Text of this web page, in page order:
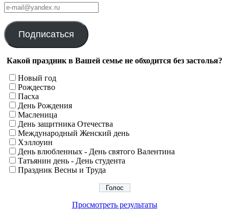
е-
mail@yandex.ru
Подписаться
Какой праздник в Вашей семье не обходится без застолья?
Новый год
Рождество
Пасха
День Рождения
Масленица
День защитника Отечества
Международный Женский день
Хэллоуин
День влюбленных - День святого Валентина
Татьянин день - День студента
Праздник Весны и Труда
Просмотреть результаты